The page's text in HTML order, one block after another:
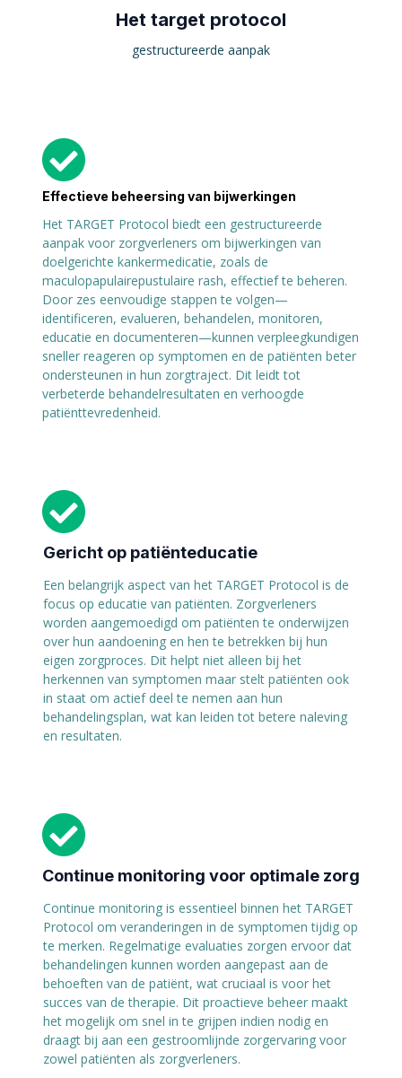
Het target protocol
gestructureerde aanpak
Effectieve beheersing van bijwerkingen
Het TARGET Protocol biedt een gestructureerde
aanpak voor zorgverleners om bijwerkingen van
doelgerichte kankermedicatie, zoals de
maculopapulairepustulaire rash, effectief te beheren.
Door zes eenvoudige stappen te volgen—
identificeren, evalueren, behandelen, monitoren,
educatie en documenteren—kunnen verpleegkundigen
sneller reageren op symptomen en de patiënten beter
ondersteunen in hun zorgtraject. Dit leidt tot
verbeterde behandelresultaten en verhoogde
patiënttevredenheid.
Gericht op patiënteducatie
Een belangrijk aspect van het TARGET Protocol is de
focus op educatie van patiënten. Zorgverleners
worden aangemoedigd om patiënten te onderwijzen
over hun aandoening en hen te betrekken bij hun
eigen zorgproces. Dit helpt niet alleen bij het
herkennen van symptomen maar stelt patiënten ook
in staat om actief deel te nemen aan hun
behandelingsplan, wat kan leiden tot betere naleving
en resultaten.
Continue monitoring voor optimale zorg
Continue monitoring is essentieel binnen het TARGET
Protocol om veranderingen in de symptomen tijdig op
te merken. Regelmatige evaluaties zorgen ervoor dat
behandelingen kunnen worden aangepast aan de
behoeften van de patiënt, wat cruciaal is voor het
succes van de therapie. Dit proactieve beheer maakt
het mogelijk om snel in te grijpen indien nodig en
draagt bij aan een gestroomlijnde zorgervaring voor
zowel patiënten als zorgverleners.